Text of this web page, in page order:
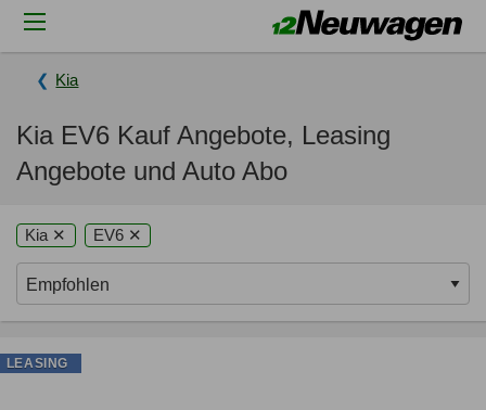
Kia
Kia EV6 Kauf Angebote, Leasing
Angebote und Auto Abo
Kia ✕ EV6 ✕
LEASING